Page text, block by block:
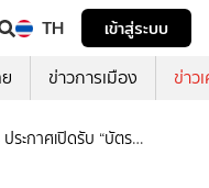
TH
เข้าสู่ระบบ
ข่าวการเมือง ข่าว
ประกาศเปิดรับ “บัตร